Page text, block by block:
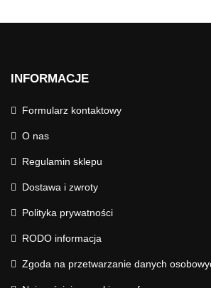
INFORMACJE
Formularz kontaktowy
O nas
Regulamin sklepu
Dostawa i zwroty
Polityka prywatności
RODO informacja
Zgoda na przetwarzanie danych